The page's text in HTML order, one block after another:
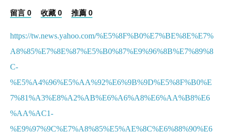
留言 0 收藏 0 推薦 0
https://tw.news.yahoo.com/%E5%8F%B0%E7%BE%8E%E7%
A8%85%E7%8E%87%E5%B0%87%E9%96%8B%E7%89%8
C-
%E5%A4%96%E5%AA%92%E6%9B%9D%E5%8F%B0%E
7%81%A3%E8%A2%AB%E6%A6%A8%E6%AA%B8%E6
%AA%AC1-
%E9%97%9C%E7%A8%85%E5%AE%8C%E6%88%90%E6